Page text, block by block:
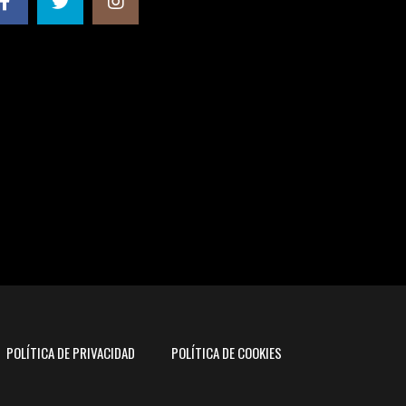
POLÍTICA DE PRIVACIDAD POLÍTICA DE COOKIES